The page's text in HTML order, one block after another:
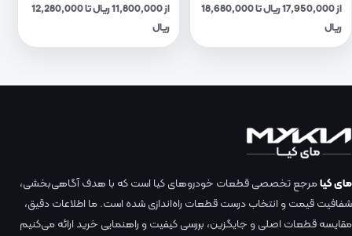
از 17,950,000 ریال تا 18,680,000
ریال
از 11,800,000 ریال تا 12,280,000
ریال
مای کیامرجع تخصصی قطعات خودروهای کیا است که با هدف آگاهی‌بخشی،
شفافیت قیمت و انتخاب درست قطعات راه‌اندازی شده است. ما اطلاعات دقیق،
مقایسه قطعات اصلی و جایگزین، بررسی کیفیت و راهنمایی خرید ارائه می‌کنیم